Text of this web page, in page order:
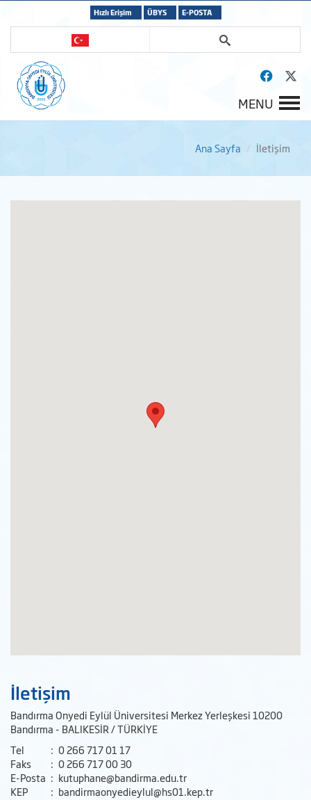
Hızlı Erişim ÜBYS E-POSTA
MENU
Ana Sayfa İletişim
İletişim
Bandırma Onyedi Eylül Üniversitesi Merkez Yerleşkesi 10200
Bandırma - BALIKESİR / TÜRKİYE
Tel
: 0 266 717 01 17
Faks
: 0 266 717 00 30
E-Posta : kutuphane@bandirma.edu.tr
KEP
: bandirmaonyedieylul@hs01.kep.tr